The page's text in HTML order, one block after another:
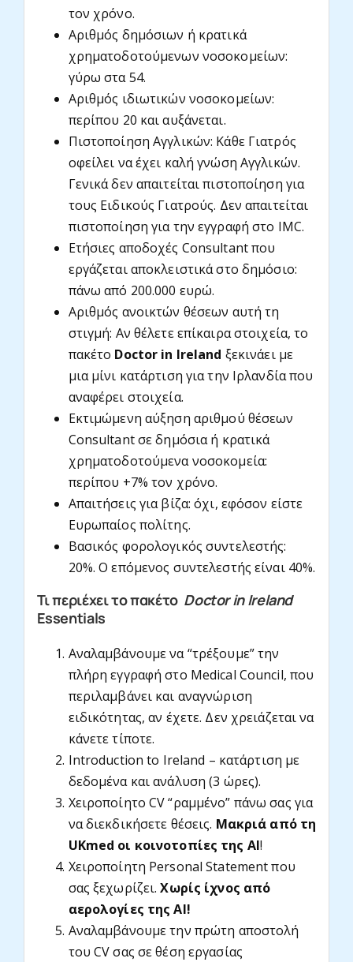
τον χρόνο.
Αριθμός δημόσιων ή κρατικά
χρηματοδοτούμενων νοσοκομείων:
γύρω στα 54.
Αριθμός ιδιωτικών νοσοκομείων:
περίπου 20 και αυξάνεται.
Πιστοποίηση Αγγλικών: Κάθε Γιατρός
οφείλει να έχει καλή γνώση Αγγλικών.
Γενικά δεν απαιτείται πιστοποίηση για
τους Ειδικούς Γιατρούς. Δεν απαιτείται
πιστοποίηση για την εγγραφή στο IMC.
Ετήσιες αποδοχές Consultant που
εργάζεται αποκλειστικά στο δημόσιο:
πάνω από 200.000 ευρώ.
Αριθμός ανοικτών θέσεων αυτή τη
στιγμή: Αν θέλετε επίκαιρα στοιχεία, το
πακέτο Doctor in Ireland ξεκινάει με
μια μίνι κατάρτιση για την Ιρλανδία που
αναφέρει στοιχεία.
Εκτιμώμενη αύξηση αριθμού θέσεων
Consultant σε δημόσια ή κρατικά
χρηματοδοτούμενα νοσοκομεία:
περίπου +7% τον χρόνο.
Απαιτήσεις για βίζα: όχι, εφόσον είστε
Ευρωπαίος πολίτης.
Βασικός φορολογικός συντελεστής:
20%. Ο επόμενος συντελεστής είναι 40%.
Τι περιέχει το πακέτο Doctorin Ireland
Essentials
Αναλαμβάνουμε να “τρέξουμε” την
πλήρη εγγραφή στο Medical Council, που
περιλαμβάνει και αναγνώριση
ειδικότητας, αν έχετε. Δεν χρειάζεται να
κάνετε τίποτε.
Introduction to Ireland – κατάρτιση με
δεδομένα και ανάλυση (3 ώρες).
Χειροποίητο CV “ραμμένο” πάνω σας για
να διεκδικήσετε θέσεις. Μακριά από τη
UKmed οι κοινοτοπίες της AI!
Χειροποίητη Personal Statement που
σας ξεχωρίζει.Χωρίς ίχνος από
αερολογίες της AI!
Αναλαμβάνουμε την πρώτη αποστολή
του CV σας σε θέση εργασίας